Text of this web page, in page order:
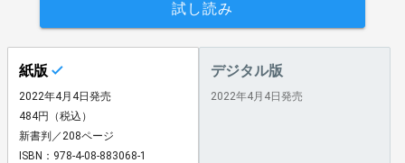
試し読み
紙版
2022年4月4日発売
484円（税込）
新書判／208ページ
ISBN：978-4-08-883068-1
デジタル版
2022年4月4日発売